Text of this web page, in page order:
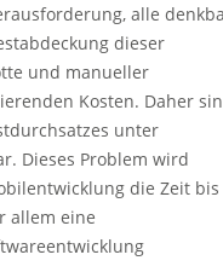
alle
dieser
und manueller
Kosten. Daher
unter
Dieses Problem wird
die Zeit
allem eine